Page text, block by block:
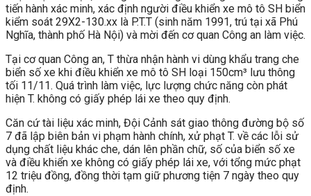
tiến hành xác minh, xác định người điều khiển xe mô tô SH biển
kiểm soát 29X2-130.xx là P.T.T (sinh năm 1991, trú tại xã Phú
Nghĩa, thành phố Hà Nội) và mời đến cơ quan Công an làm việc.
Tại cơ quan Công an, T thừa nhận hành vi dùng khẩu trang che
biển số xe khi điều khiển xe mô tô SH loại 150cm³ lưu thông
tối 11/11. Quá trình làm việc, lực lượng chức năng còn phát
hiện T. không có giấy phép lái xe theo quy định.
Căn cứ tài liệu xác minh, Đội Cảnh sát giao thông đường bộ số
7 đã lập biên bản vi phạm hành chính, xử phạt T. về các lỗi sử
dụng chất liệu khác che, dán lên phần chữ, số của biển số xe
và điều khiển xe không có giấy phép lái xe, với tổng mức phạt
12 triệu đồng, đồng thời tạm giữ phương tiện 7 ngày theo quy
định.